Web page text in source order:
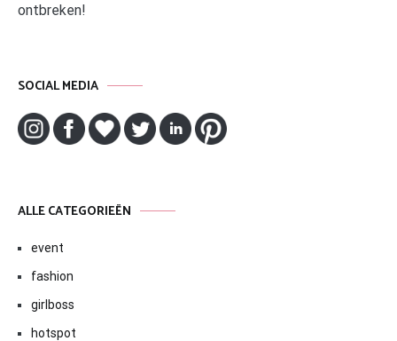
ontbreken!
SOCIAL MEDIA
ALLE CATEGORIEËN
event
fashion
girlboss
hotspot